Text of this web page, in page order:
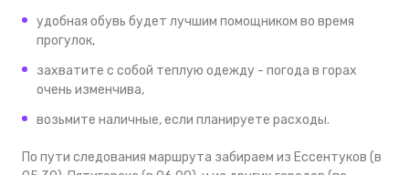
удобная обувь будет лучшим помощником во время
прогулок,
захватите с собой теплую одежду - погода в горах
очень изменчива,
возьмите наличные, если планируете расходы.
По пути следования маршрута забираем из Ессентуков (в